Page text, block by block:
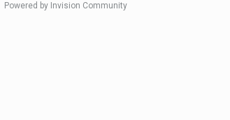
Powered by Invision Community